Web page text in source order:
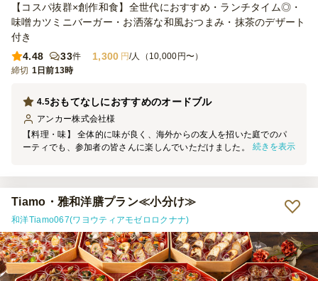
【コスパ抜群×創作和食】全世代におすすめ・ランチタイム◎・
味噌カツミニバーガー・お洒落な和風おつまみ・抹茶のデザート
付き
4.48
33件 1,300 円/人（10,000円〜）
締切 1日前13時
おもてなしにおすすめのオードブル
4.5
アンカー株式会社様
【料理・味】 全体的に味が良く、海外からの友人を招いた庭でのパ
ーティでも、参加者の皆さんに楽しんでいただけました。品数が豊富
間にしば漬けが入っていました。参加者の間では少し好みが分かれた
ようで、当日はあまり召し上がる方がいませんでした。 ② 3種きのこ
とブロッコリーのマリネは、少し味付けが濃く感じました。お酒と一
緒であればちょうど良いのかもしれませんが、ノンアルの方も一定数
いたため、そのままいただくにはやや塩味が強めでした。 【サービ
ス】 指定時間より少し早めに届けてくださったため、料理を並べる
時間に余裕ができ、とても助かりました。 一方で、配達場所につい
続きを表示
Tiamo・雅和洋膳プラン≪小分け≫
和洋Tiamo067(ワヨウティアモゼロロクナナ)